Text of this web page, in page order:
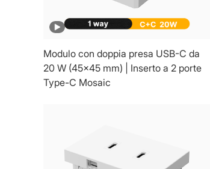
Modulo con doppia presa USB-C da
20 W (45x45 mm) | Inserto a 2 porte
Type-C Mosaic